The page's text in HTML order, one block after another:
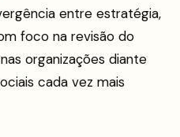
entre estratégia,
foco na revisão do
organizações diante
cada vez mais